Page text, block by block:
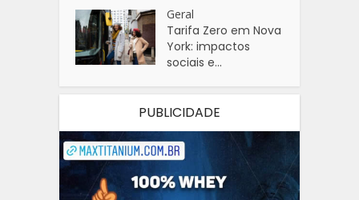
Geral
Tarifa Zero em Nova
York: impactos
sociais e...
PUBLICIDADE